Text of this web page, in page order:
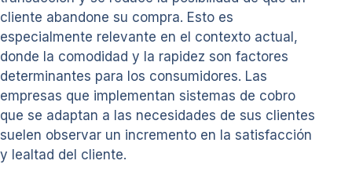
cliente abandone su compra. Esto es
especialmente relevante en el contexto actual,
donde la comodidad y la rapidez son factores
determinantes para los consumidores. Las
empresas que implementan sistemas de cobro
que se adaptan a las necesidades de sus clientes
suelen observar un incremento en la satisfacción
y lealtad del cliente.